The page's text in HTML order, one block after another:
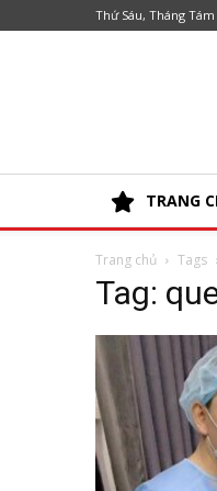
Thứ Sáu, Tháng Tám
TRANG
Trang chủ Tags
Tag: